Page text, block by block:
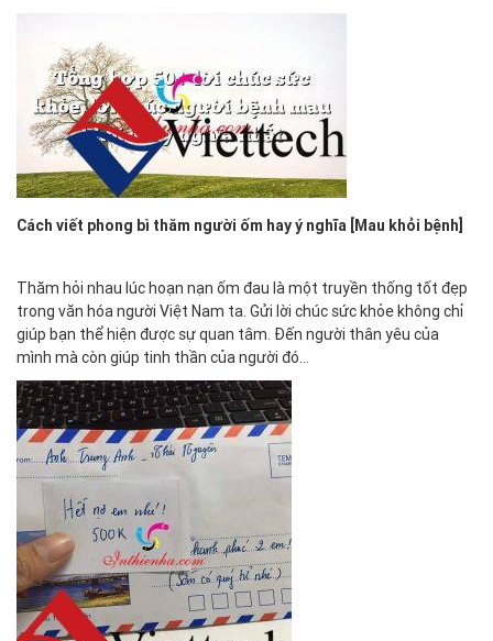
Cách viết phong bì thăm người ốm hay ý nghĩa [Mau khỏi bệnh]
Thăm hỏi nhau lúc hoạn nạn ốm đau là một truyền thống tốt đẹp
trong văn hóa người Việt Nam ta. Gửi lời chúc sức khỏe không chỉ
giúp bạn thể hiện được sự quan tâm. Đến người thân yêu của
mình mà còn giúp tinh thần của người đó…